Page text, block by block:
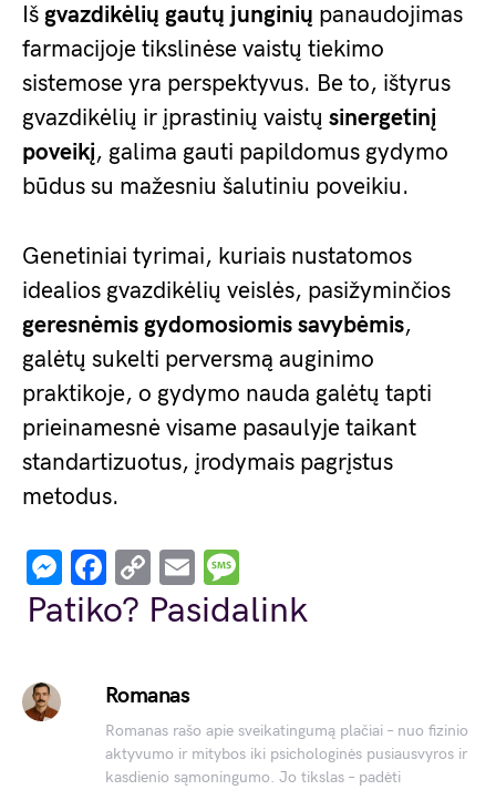
Iš gvazdikėlių gautų junginių panaudojimas
farmacijoje tikslinėse vaistų tiekimo
sistemose yra perspektyvus. Be to, ištyrus
gvazdikėlių ir įprastinių vaistų sinergetinį
poveikį, galima gauti papildomus gydymo
būdus su mažesniu šalutiniu poveikiu.
Genetiniai tyrimai, kuriais nustatomos
idealios gvazdikėlių veislės, pasižyminčios
geresnėmis gydomosiomis savybėmis,
galėtų sukelti perversmą auginimo
praktikoje, o gydymo nauda galėtų tapti
prieinamesnė visame pasaulyje taikant
standartizuotus, įrodymais pagrįstus
metodus.
Messenger
Facebook
Copy
Link
Email
Patiko? Pasidalink
Romanas
Romanas rašo apie sveikatingumą plačiai – nuo fizinio
aktyvumo ir mitybos iki psichologinės pusiausvyros ir
kasdienio sąmoningumo. Jo tikslas – padėti